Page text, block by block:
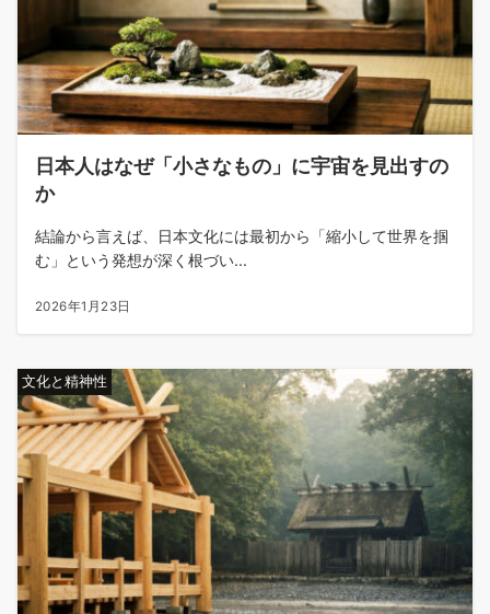
日本人はなぜ「小さなもの」に宇宙を見出すの
か
結論から言えば、日本文化には最初から「縮小して世界を掴
む」という発想が深く根づい...
2026年1月23日
文化と精神性